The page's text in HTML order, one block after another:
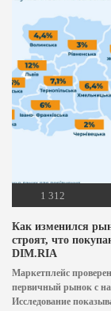
1 312
Как изменился
строят, что
DIM.RIA
Маркетплейс
первичный рынок с
Исследование